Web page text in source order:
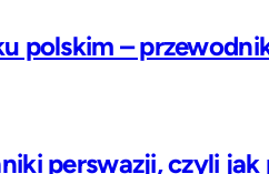
polskim –
perswazji, czyli jak